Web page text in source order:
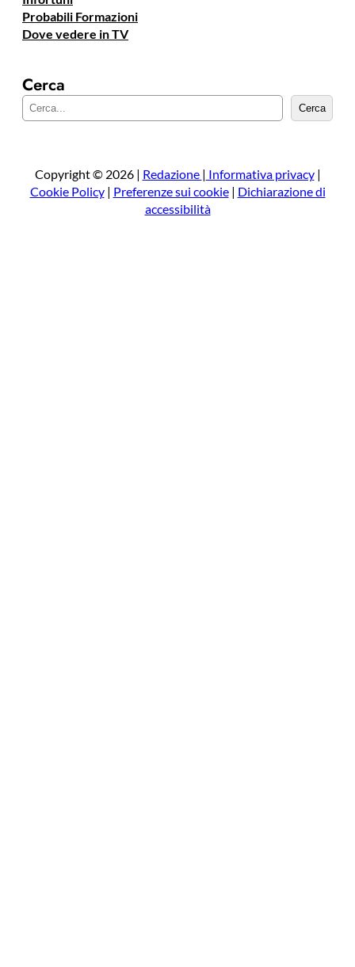
Probabili Formazioni
Dove vedere in TV
Cerca
e
a
Cerca
Copyright © 2026 | Redazione | Informativa privacy|
Cookie Policy| Preferenze sui cookie| Dichiarazione di
accessibilità